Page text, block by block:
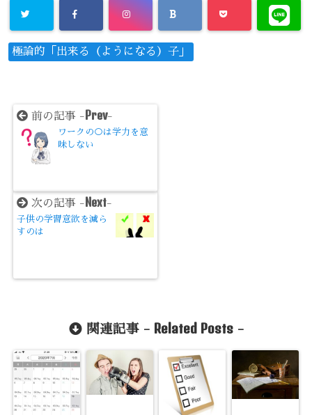
極論的「出来る（ようになる）子」
前の記事 -Prev-
ワークの○は学力を意
味しない
次の記事 -Next-
子供の学習意欲を減ら
すのは
関連記事 - Related Posts-